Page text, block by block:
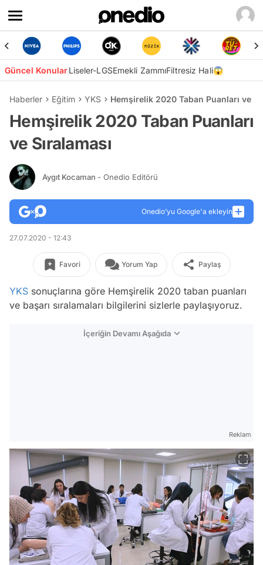
Güncel KonularLiseler-LGSEmekli ZammıFiltresiz Hali😱
Haberler Eğitim YKS Hemşirelik 2020 Taban Puanları ve
Hemşirelik 2020 Taban Puanları
ve Sıralaması
Aygıt Kocaman - Onedio Editörü
Onedio’yu Google'a ekleyin
27.07.2020 - 12:43
Favori Yorum Yap Paylaş
YKS sonuçlarına göre Hemşirelik 2020 taban puanları
ve başarı sıralamaları bilgilerini sizlerle paylaşıyoruz.
İçeriğin Devamı Aşağıda
Reklam